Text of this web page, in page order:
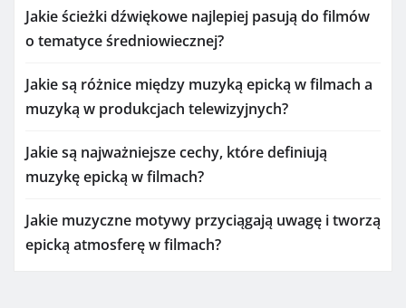
Jakie ścieżki dźwiękowe najlepiej pasują do filmów
o tematyce średniowiecznej?
Jakie są różnice między muzyką epicką w filmach a
muzyką w produkcjach telewizyjnych?
Jakie są najważniejsze cechy, które definiują
muzykę epicką w filmach?
Jakie muzyczne motywy przyciągają uwagę i tworzą
epicką atmosferę w filmach?